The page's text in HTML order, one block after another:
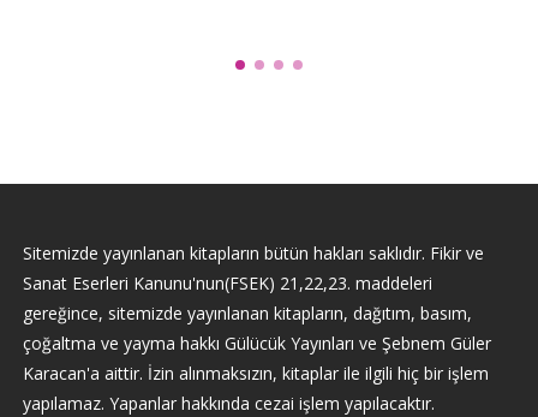
Sitemizde yayınlanan kitapların bütün hakları saklıdır. Fikir ve
Sanat Eserleri Kanunu'nun(FSEK) 21,22,23. maddeleri
gereğince, sitemizde yayınlanan kitapların, dağıtım, basım,
çoğaltma ve yayma hakkı Gülücük Yayınları ve Şebnem Güler
Karacan'a aittir. İzin alınmaksızın, kitaplar ile ilgili hiç bir işlem
yapılamaz. Yapanlar hakkında cezai işlem yapılacaktır.